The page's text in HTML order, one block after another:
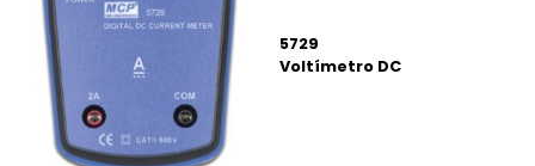
5729
Voltímetro DC